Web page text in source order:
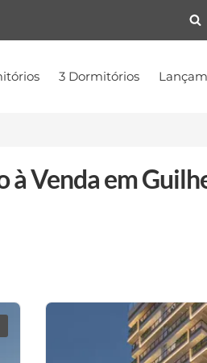
3 Dormitórios
Venda em